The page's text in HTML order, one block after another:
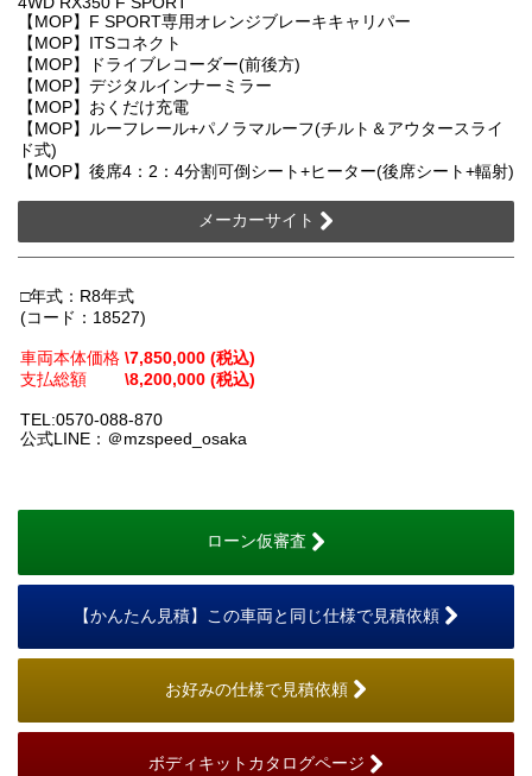
【MOP】F SPORT専用オレンジブレーキキャリパー
【MOP】ITSコネクト
【MOP】ドライブレコーダー(前後方)
【MOP】デジタルインナーミラー
【MOP】おくだけ充電
【MOP】ルーフレール+パノラマルーフ(チルト＆アウタースライ
ド式)
【MOP】後席4：2：4分割可倒シート+ヒーター(後席シート+輻射)
メーカーサイト
□年式：R8年式
(コード：18527)
車両本体価格 \7,850,000 (税込)
支払総額
\8,200,000 (税込)
TEL:0570-088-870
公式LINE：＠mzspeed_osaka
ローン仮審査
【かんたん見積】この車両と同じ仕様で見積依頼
お好みの仕様で見積依頼
ボディキットカタログページ